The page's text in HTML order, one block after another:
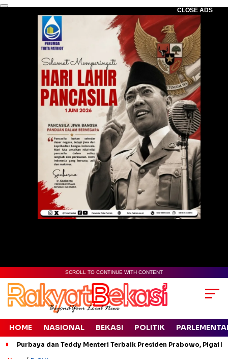
CLOSE ADS
SCROLL TO CONTINUE WITH CONTENT
HOME NASIONAL BEKASI POLITIK
Purbaya dan Teddy Menteri Terbaik Presiden Prabowo, Pigai